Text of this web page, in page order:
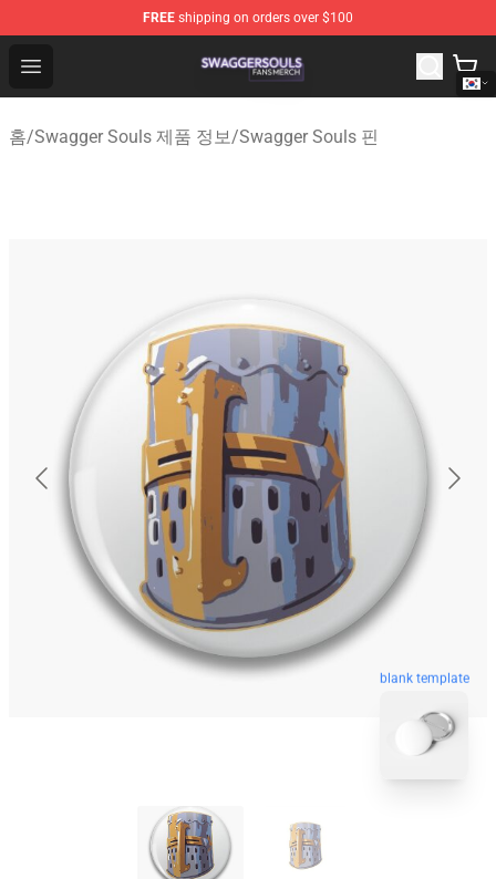
FREE shipping on orders over $100
Open menu
Swagger Souls Shop - Official Swagger Souls
홈/Swagger Souls 제품 정보/Swagger Souls 핀
blank template